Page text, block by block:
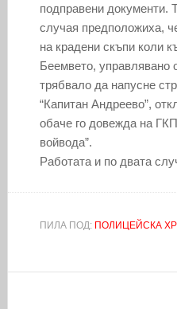
подправени документи.
случая предположиха,
на крадени скъпи коли
Беемвето, управлявано
трябвало да напусне
“Капитан Андреево”,
обаче го довежда на
войвода”.
Работата и по двата
ПИЛА ПОД: ПОЛИЦЕЙСКА